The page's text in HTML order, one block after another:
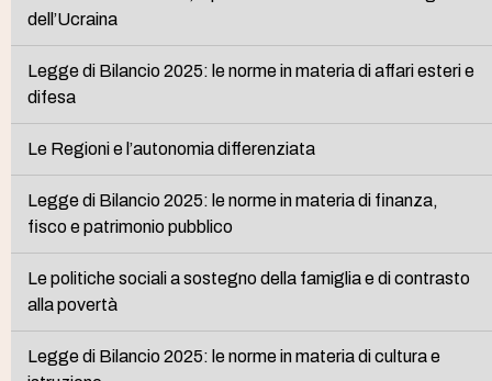
dell’Ucraina
Legge di Bilancio 2025: le norme in materia di affari esteri e
difesa
Le Regioni e l’autonomia differenziata
Legge di Bilancio 2025: le norme in materia di finanza,
fisco e patrimonio pubblico
Le politiche sociali a sostegno della famiglia e di contrasto
alla povertà
Legge di Bilancio 2025: le norme in materia di cultura e